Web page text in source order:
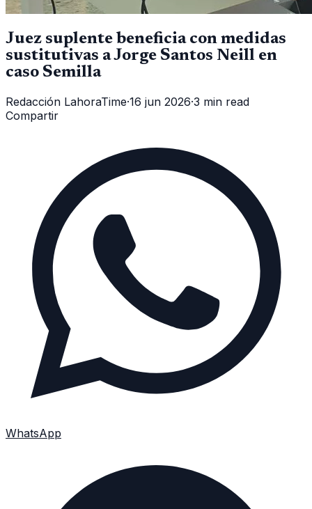
Juez suplente beneficia con medidas
sustitutivas a Jorge Santos Neill en
caso Semilla
Redacción LahoraTime·16 jun 2026·3 min read
Compartir
WhatsApp